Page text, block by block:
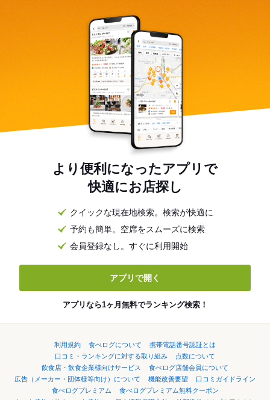
より便利になったアプリで
快適にお店探し
クイックな現在地検索。検索が快適に
予約も簡単。空席をスムーズに検索
会員登録なし。すぐに利用開始
アプリで開く
アプリなら1ヶ月無料でランキング検索！
利用規約 食べログについて
携帯電話番号認証とは
口コミ・ランキングに対する取り組み
点数について
飲食店・飲食企業様向けサービス
食べログ店舗会員について
広告（メーカー・団体様等向け）について
機能改善要望
口コミガイドライン
食べログプレミアム
食べログプレミアム無料クーポン